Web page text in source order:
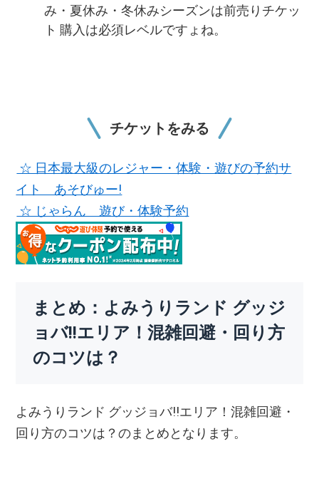
み・夏休み・冬休みシーズンは前売りチケッ
ト 購入は必須レベルですょね。
チケットをみる
☆ 日本最大級のレジャー・体験・遊びの予約サ
イト あそびゅー!
☆ じゃらん 遊び・体験予約
まとめ：よみうりランド グッジ
ョバ!!エリア！混雑回避・回り方
のコツは？
よみうりランド グッジョバ!!エリア！混雑回避・
回り方のコツは？のまとめとなります。